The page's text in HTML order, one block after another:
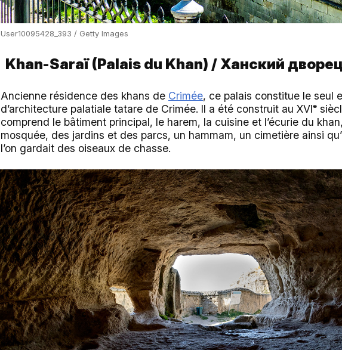
User10095428_393 / Getty Images
Khan-Saraï (Palais du Khan) / Ханский
Ancienne résidence des khans de Crimée, ce palais constitue le seul
d’architecture palatiale tatare de Crimée. Il a été construit au XVIᵉ
comprend le bâtiment principal, le harem, la cuisine et l’écurie du
mosquée, des jardins et des parcs, un hammam, un cimetière ainsi
l’on gardait des oiseaux de chasse.